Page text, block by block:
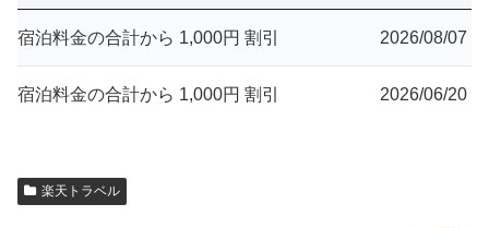
宿泊料金の合計から 1,000円 割引 2026/08/07
宿泊料金の合計から 1,000円 割引 2026/06/20
楽天トラベル